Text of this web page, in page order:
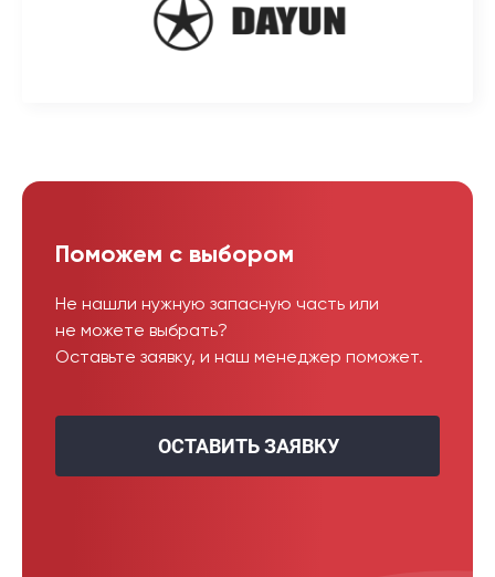
Поможем с выбором
Не нашли нужную запасную часть или
не можете выбрать?
Оставьте заявку, и наш менеджер поможет.
ОСТАВИТЬ ЗАЯВКУ